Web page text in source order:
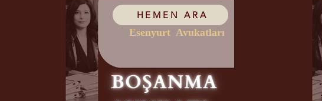
HEMEN ARA
Esenyurt Avukatları